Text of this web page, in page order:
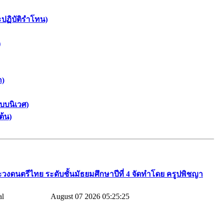
ฏิบัติรำโทน)
)
บนิเวศ)
น)
วงดนตรีไทย​ ระดับชั้นมัธยมศึกษาปีที่​ 4​ จัดทำโดย​ ครูปพิชญา​
August 07 2026 05:25:25